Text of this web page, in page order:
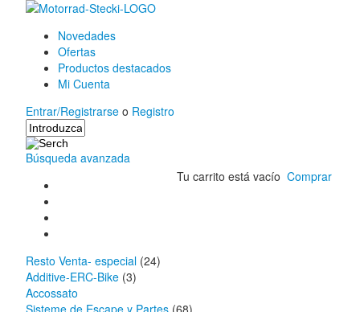
Novedades
Ofertas
Productos destacados
Mi Cuenta
Entrar/Registrarse o Registro
Búsqueda avanzada
Tu carrito está vacío Comprar
Resto Venta- especial (24)
Additive-ERC-Bike (3)
Accossato
Sisteme de Escape y Partes (68)